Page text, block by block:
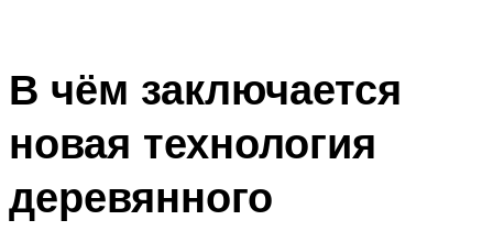
В чём заключается
новая технология
деревянного